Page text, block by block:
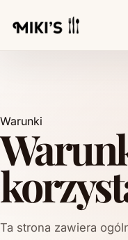
Warunki
Ta strona zawiera